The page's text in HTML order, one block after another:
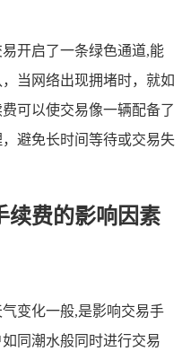
开启了一条绿色通道,能
当网络出现拥堵时，就如
可以使交易像一辆配备了
避免长时间等待或交易失
续费的影响因素
变化一般,是影响交易手
同潮水般同时进行交易